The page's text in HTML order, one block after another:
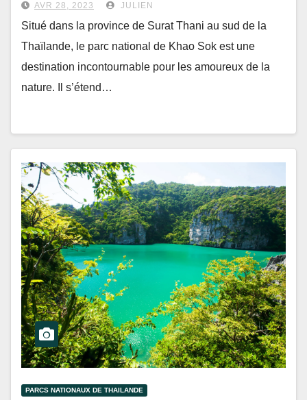
AVR 28, 2023 JULIEN
Situé dans la province de Surat Thani au sud de la
Thaïlande, le parc national de Khao Sok est une
destination incontournable pour les amoureux de la
nature. Il s’étend…
PARCS NATIONAUX DE THAILANDE